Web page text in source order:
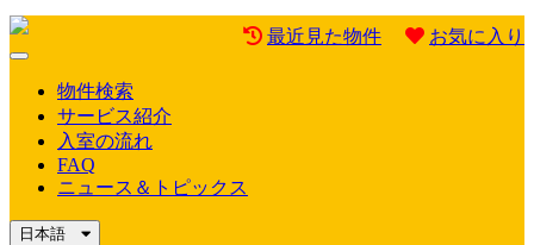
最近見た物件 お気に入り
Mobile
物件検索
サービス紹介
入室の流れ
FAQ
ニュース＆トピックス
日本語